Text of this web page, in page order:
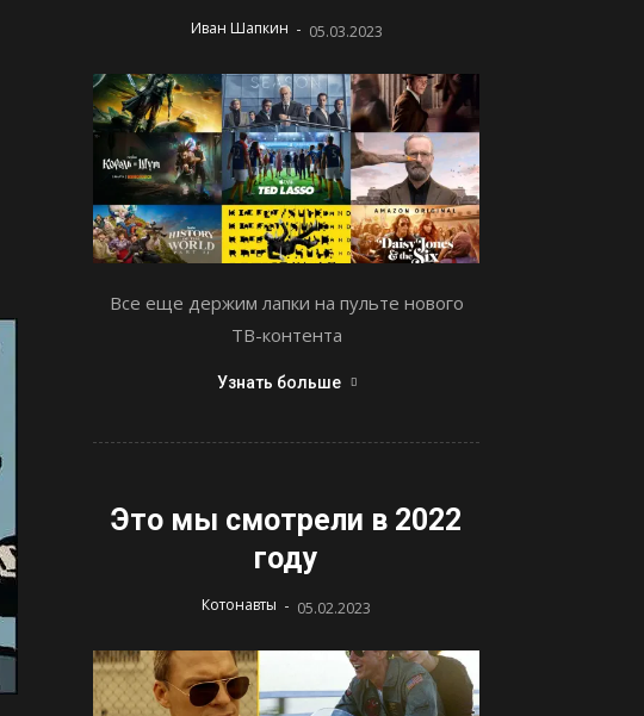
Иван Шапкин - 05.03.2023
Все еще держим лапки на пульте нового
ТВ-контента
Узнать больше
Это мы смотрели в 2022
году
Котонавты - 05.02.2023